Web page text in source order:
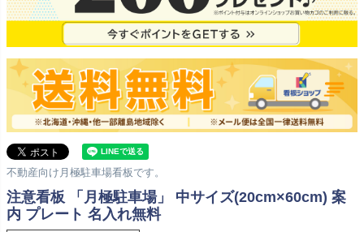
不動産向け月極駐車場看板です。
注意看板 「月極駐車場」 中サイズ(20cm×60cm) 案
内 プレート 名入れ無料